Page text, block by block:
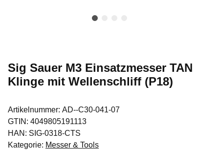
Sig Sauer M3 Einsatzmesser TAN
Klinge mit Wellenschliff (P18)
Artikelnummer: AD--C30-041-07
GTIN: 4049805191113
HAN: SIG-0318-CTS
Kategorie: Messer & Tools